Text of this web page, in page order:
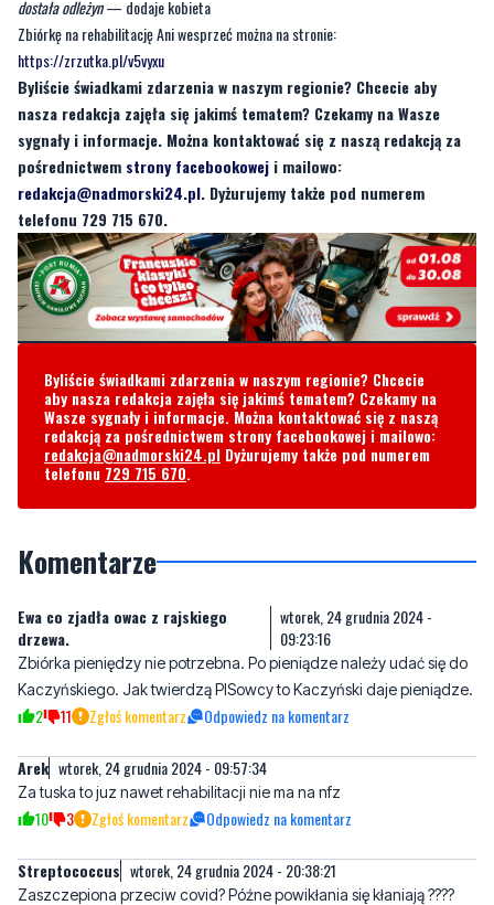
Byliście świadkami zdarzenia w naszym regionie? Chcecie aby
nasza redakcja zajęła się jakimś tematem? Czekamy na Wasze
sygnały i informacje. Można kontaktować się z naszą redakcją za
pośrednictwemstrony facebookoweji mailowo:
redakcja@nadmorski24.pl. Dyżurujemy także pod numerem
telefonu 729 715 670.
Byliście świadkami zdarzenia w naszym regionie? Chcecie
aby nasza redakcja zajęła się jakimś tematem? Czekamy na
Wasze sygnały i informacje. Można kontaktować się z naszą
redakcja@nadmorski24.plDyżurujemy także pod numerem
telefonu729 715 670.
Komentarze
drzewa.
09:23:16
Kaczyńskiego. Jak twierdzą PISowcy to Kaczyński daje pieniądze.
2 11 Odpowiedz na komentarz
Arek wtorek, 24 grudnia 2024 - 09:57:34
Za tuska to juz nawet rehabilitacji nie ma na nfz
Streptococcus wtorek, 24 grudnia 2024 - 20:38:21
Zaszczepiona przeciw covid? Późne powikłania się kłaniają ????
Anonim środa, 25 grudnia 2024 - 07:24:27